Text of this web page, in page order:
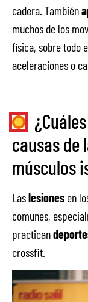
cadera. También
muchos de los
física, sobre todo
aceleraciones o
causas de
músculos
Laslesiones en
comunes,
practican
crossfit.